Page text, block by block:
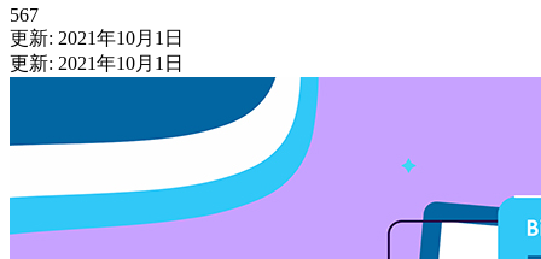
567
更新: 2021年10月1日
更新: 2021年10月1日